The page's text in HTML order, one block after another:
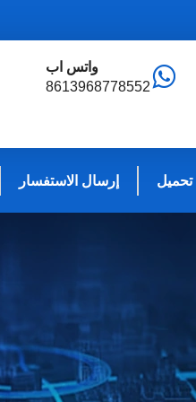
واتس اب
8613968778552
تحميل إرسال الاستفسار